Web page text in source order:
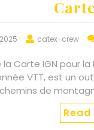
catex-crew
la Carte IGN pour
VTT, est un
chemins de
Read